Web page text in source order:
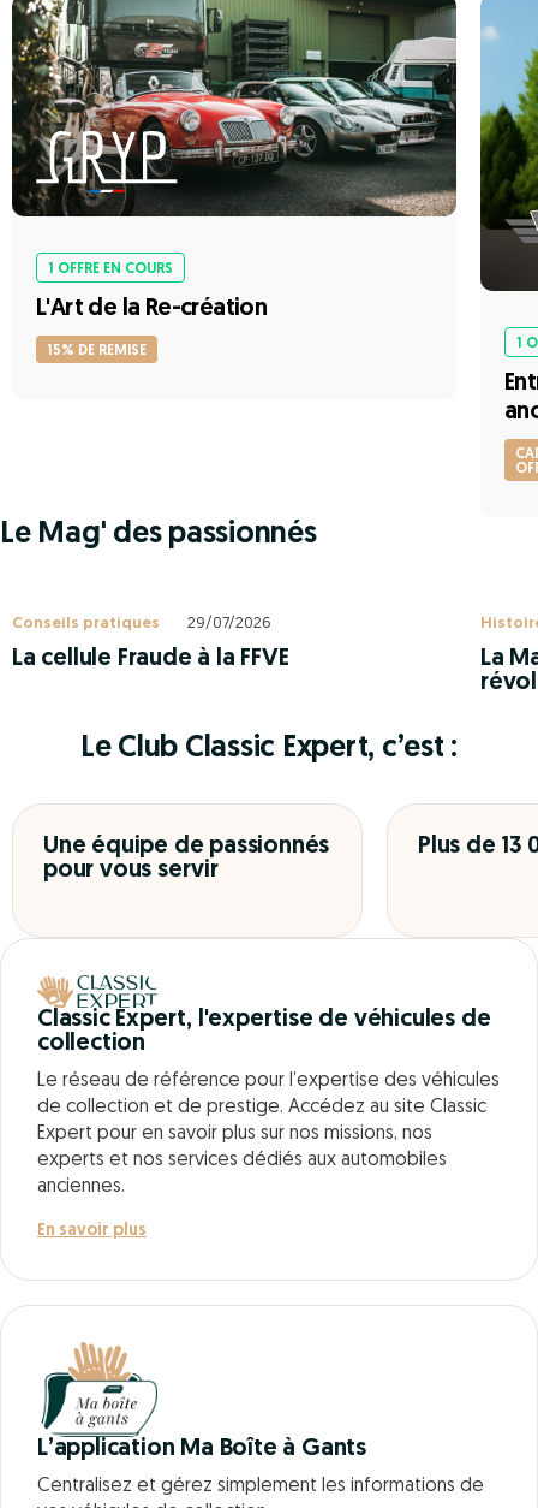
1 OFFRE EN COURS
L'Art de la Re-création
15% DE REMISE
1
Le Mag' des passionnés
Conseils pratiques 29/07/2026
La cellule Fraude à la FFVE
La
Le Club Classic Expert, c’est :
Une équipe de passionnés
pour vous servir
Plus de 13
Classic Expert, l'expertise de véhicules de
collection
Le réseau de référence pour l’expertise des véhicules
de collection et de prestige. Accédez au site Classic
Expert pour en savoir plus sur nos missions, nos
experts et nos services dédiés aux automobiles
anciennes.
En savoir plus
L’application Ma Boîte à Gants
Centralisez et gérez simplement les informations de